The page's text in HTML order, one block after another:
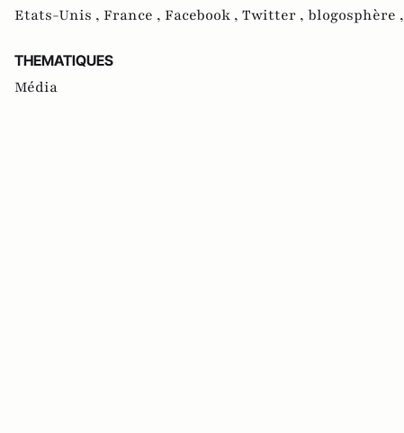
Etats-Unis , France , Facebook , Twitter , blogosphère ,
THEMATIQUES
Média